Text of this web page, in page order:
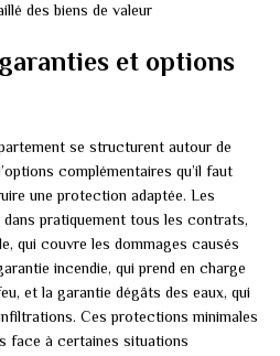
des biens de valeur
et options
se structurent autour de
complémentaires qu’il faut
une protection adaptée. Les
dans pratiquement tous les contrats,
qui couvre les dommages causés
incendie, qui prend en charge
et la garantie dégâts des eaux, qui
Ces protections minimales
face à certaines situations